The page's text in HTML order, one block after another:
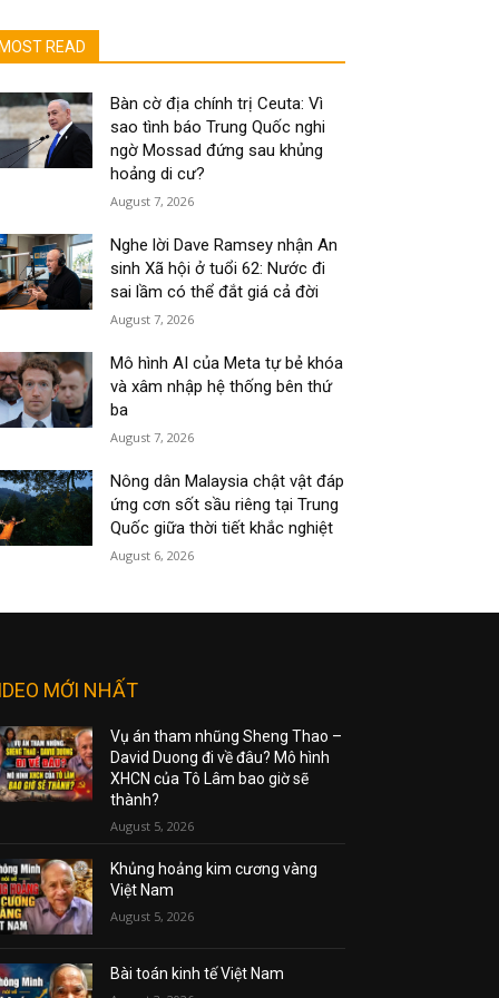
MOST READ
Bàn cờ địa chính trị Ceuta: Vì
sao tình báo Trung Quốc nghi
ngờ Mossad đứng sau khủng
hoảng di cư?
August 7, 2026
Nghe lời Dave Ramsey nhận An
sinh Xã hội ở tuổi 62: Nước đi
sai lầm có thể đắt giá cả đời
August 7, 2026
Mô hình AI của Meta tự bẻ khóa
và xâm nhập hệ thống bên thứ
ba
August 7, 2026
Nông dân Malaysia chật vật đáp
ứng cơn sốt sầu riêng tại Trung
Quốc giữa thời tiết khắc nghiệt
August 6, 2026
MỚI NHẤT
Vụ án tham nhũng Sheng Thao –
David Duong đi về đâu? Mô hình
XHCN của Tô Lâm bao giờ sẽ
thành?
August 5, 2026
Khủng hoảng kim cương vàng
Việt Nam
August 5, 2026
Bài toán kinh tế Việt Nam